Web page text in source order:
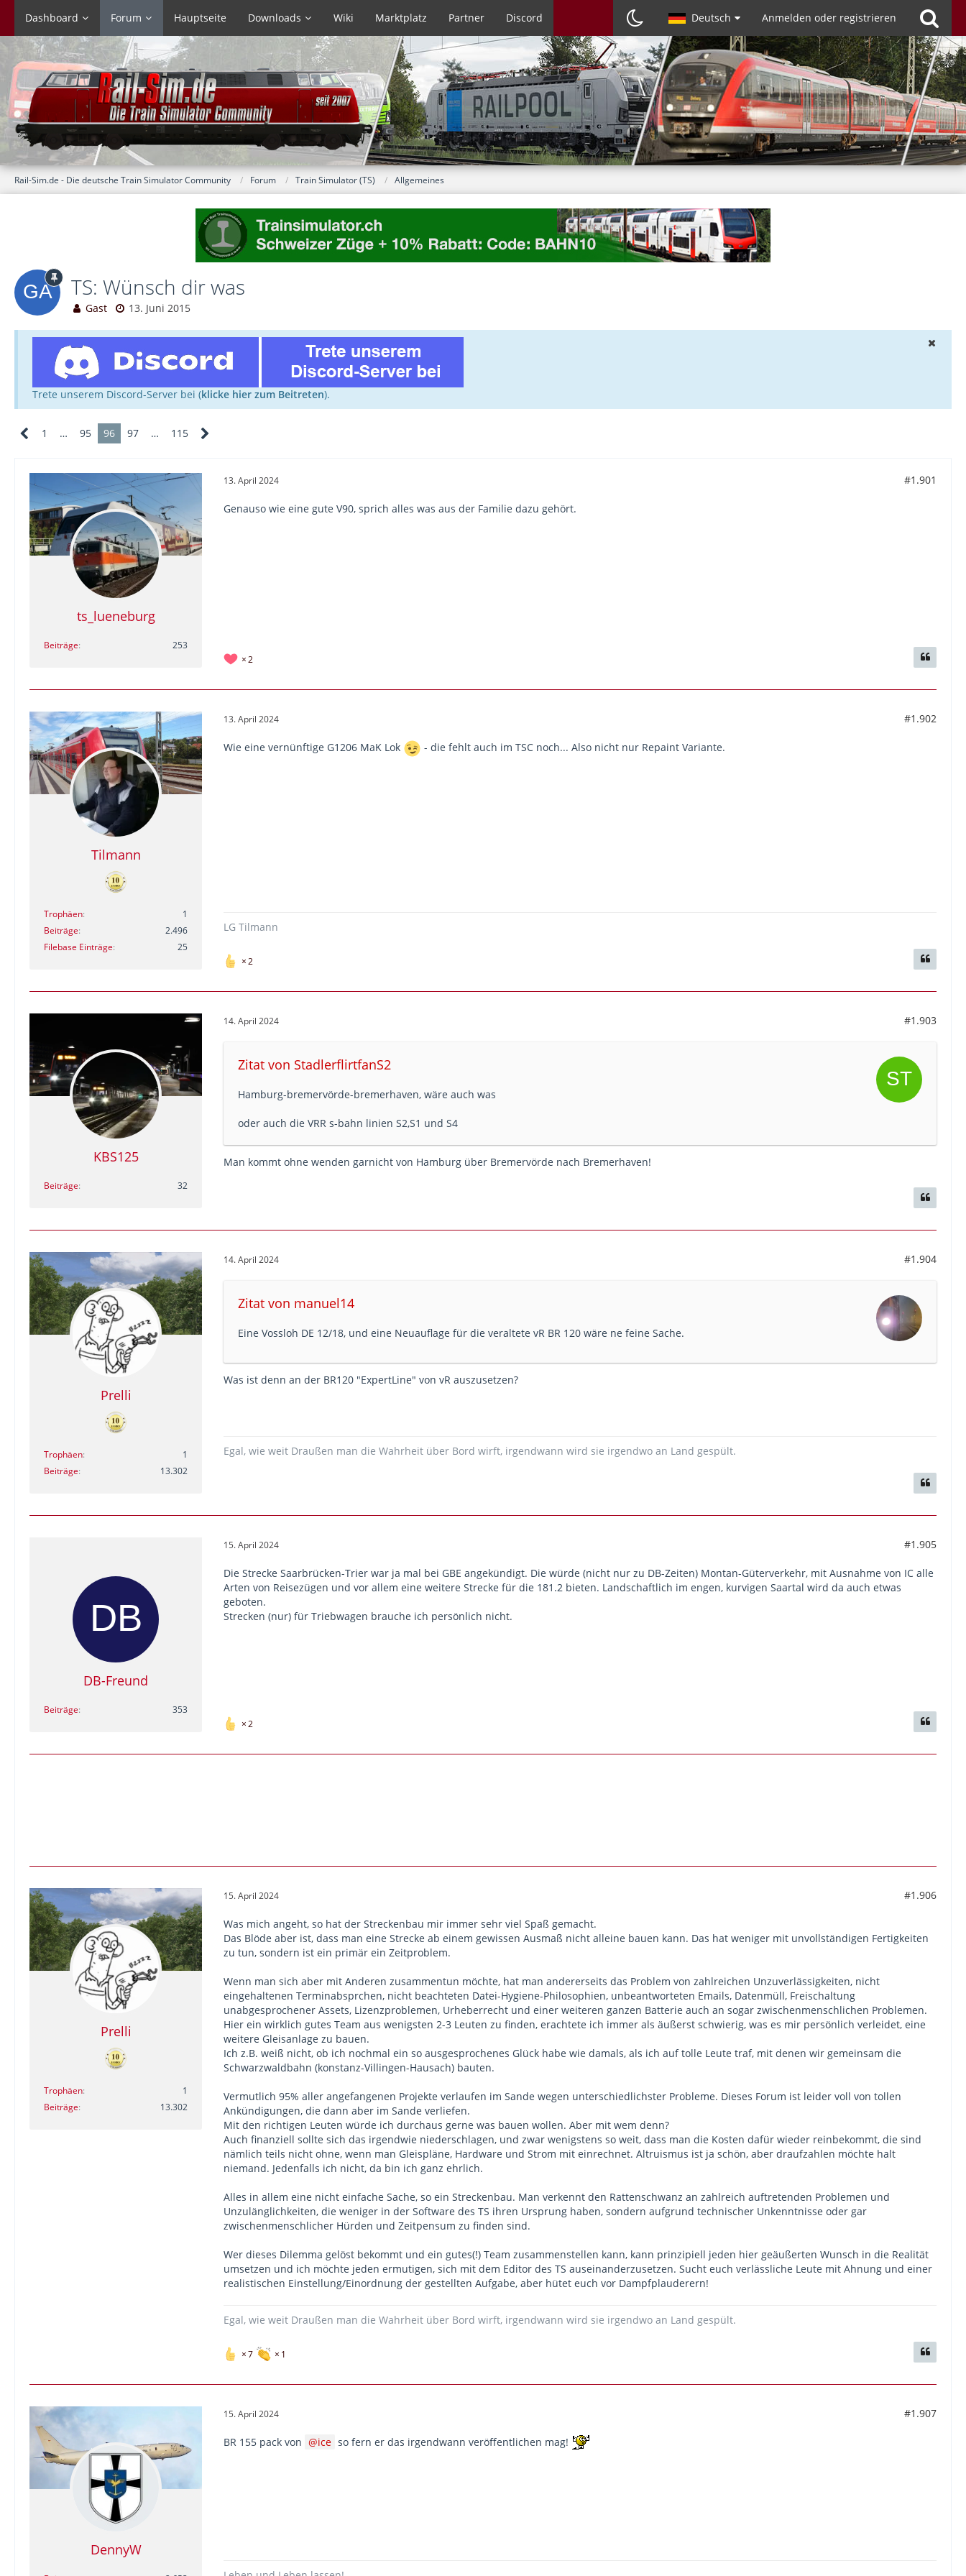
Dashboard Forum Hauptseite Downloads Wiki Marktplatz Partner Discord Deutsch Anmelden oder registrieren
Rail-Sim.de - Die deutsche Train Simulator Community Forum Train Simulator (TS) Allgemeines
TS: Wünsch dir was
Gast 13. Juni 2015
Trete unserem Discord-Server bei (klicke hier zum Beitreten).
1 … 95 96 97 … 115
ts_lueneburg
Beiträge 253
13. April 2024 #1.901
Genauso wie eine gute V90, sprich alles was aus der Familie dazu gehört.
2
Tilmann
Trophäen
1
Beiträge
2.496
Filebase Einträge
25
13. April 2024 #1.902
Wie eine vernünftige G1206 MaK Lok - die fehlt auch im TSC noch... Also nicht nur Repaint Variante.
LG Tilmann
2
KBS125
Beiträge 32
14. April 2024 #1.903
Zitat von StadlerflirtfanS2
Hamburg-bremervörde-bremerhaven, wäre auch was
oder auch die VRR s-bahn linien S2,S1 und S4
Man kommt ohne wenden garnicht von Hamburg über Bremervörde nach Bremerhaven!
Prelli
Trophäen
1
Beiträge
13.302
14. April 2024 #1.904
Zitat von manuel14
Eine Vossloh DE 12/18, und eine Neuauflage für die veraltete vR BR 120 wäre ne feine Sache.
Was ist denn an der BR120 "ExpertLine" von vR auszusetzen?
Egal, wie weit Draußen man die Wahrheit über Bord wirft, irgendwann wird sie irgendwo an Land gespült.
DB-Freund
Beiträge 353
15. April 2024 #1.905
Die Strecke Saarbrücken-Trier war ja mal bei GBE angekündigt. Die würde (nicht nur zu DB-Zeiten) Montan-Güterverkehr, mit Ausnahme von IC alle
Arten von Reisezügen und vor allem eine weitere Strecke für die 181.2 bieten. Landschaftlich im engen, kurvigen Saartal wird da auch etwas
geboten.
Strecken (nur) für Triebwagen brauche ich persönlich nicht.
2
Prelli
Trophäen
1
Beiträge
13.302
15. April 2024 #1.906
Was mich angeht, so hat der Streckenbau mir immer sehr viel Spaß gemacht.
Das Blöde aber ist, dass man eine Strecke ab einem gewissen Ausmaß nicht alleine bauen kann. Das hat weniger mit unvollständigen Fertigkeiten
zu tun, sondern ist ein primär ein Zeitproblem.
Wenn man sich aber mit Anderen zusammentun möchte, hat man andererseits das Problem von zahlreichen Unzuverlässigkeiten, nicht
eingehaltenen Terminabsprchen, nicht beachteten Datei-Hygiene-Philosophien, unbeantworteten Emails, Datenmüll, Freischaltung
unabgesprochener Assets, Lizenzproblemen, Urheberrecht und einer weiteren ganzen Batterie auch an sogar zwischenmenschlichen Problemen.
Hier ein wirklich gutes Team aus wenigsten 2-3 Leuten zu finden, erachtete ich immer als äußerst schwierig, was es mir persönlich verleidet, eine
weitere Gleisanlage zu bauen.
Ich z.B. weiß nicht, ob ich nochmal ein so ausgesprochenes Glück habe wie damals, als ich auf tolle Leute traf, mit denen wir gemeinsam die
Schwarzwaldbahn (konstanz-Villingen-Hausach) bauten.
Vermutlich 95% aller angefangenen Projekte verlaufen im Sande wegen unterschiedlichster Probleme. Dieses Forum ist leider voll von tollen
Ankündigungen, die dann aber im Sande verliefen.
Mit den richtigen Leuten würde ich durchaus gerne was bauen wollen. Aber mit wem denn?
Auch finanziell sollte sich das irgendwie niederschlagen, und zwar wenigstens so weit, dass man die Kosten dafür wieder reinbekommt, die sind
nämlich teils nicht ohne, wenn man Gleispläne, Hardware und Strom mit einrechnet. Altruismus ist ja schön, aber draufzahlen möchte halt
niemand. Jedenfalls ich nicht, da bin ich ganz ehrlich.
Alles in allem eine nicht einfache Sache, so ein Streckenbau. Man verkennt den Rattenschwanz an zahlreich auftretenden Problemen und
Unzulänglichkeiten, die weniger in der Software des TS ihren Ursprung haben, sondern aufgrund technischer Unkenntnisse oder gar
zwischenmenschlicher Hürden und Zeitpensum zu finden sind.
Wer dieses Dilemma gelöst bekommt und ein gutes(!) Team zusammenstellen kann, kann prinzipiell jeden hier geäußerten Wunsch in die Realität
umsetzen und ich möchte jeden ermutigen, sich mit dem Editor des TS auseinanderzusetzen. Sucht euch verlässliche Leute mit Ahnung und einer
realistischen Einstellung/Einordnung der gestellten Aufgabe, aber hütet euch vor Dampfplauderern!
Egal, wie weit Draußen man die Wahrheit über Bord wirft, irgendwann wird sie irgendwo an Land gespült.
7 1
DennyW
15. April 2024 #1.907
BR 155 pack von ice so fern er das irgendwann veröffentlichen mag!